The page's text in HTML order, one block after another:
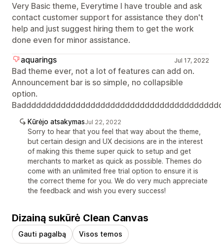
Very Basic theme, Everytime I have trouble and ask
contact customer support for assistance they don't
help and just suggest hiring them to get the work
done even for minor assistance.
aquarings
Jul 17, 2022
Bad theme ever, not a lot of features can add on.
Announcement bar is so simple, no collapsible
option.
Kūrėjo atsakymasJul 22, 2022
Sorry to hear that you feel that way about the theme,
but certain design and UX decisions are in the interest
of making this theme super quick to setup and get
merchants to market as quick as possible. Themes do
come with an unlimited free trial option to ensure it is
the correct theme for you. We do very much appreciate
the feedback and wish you every success!
Dizainą sukūrė Clean Canvas
Gauti pagalbą Visos temos